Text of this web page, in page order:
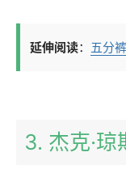
延伸阅读： 五分
3. 杰克·琼